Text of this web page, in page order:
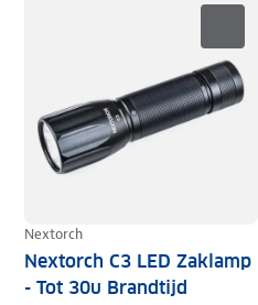
Nextorch
Nextorch C3 LED Zaklamp
- Tot 30u Brandtijd